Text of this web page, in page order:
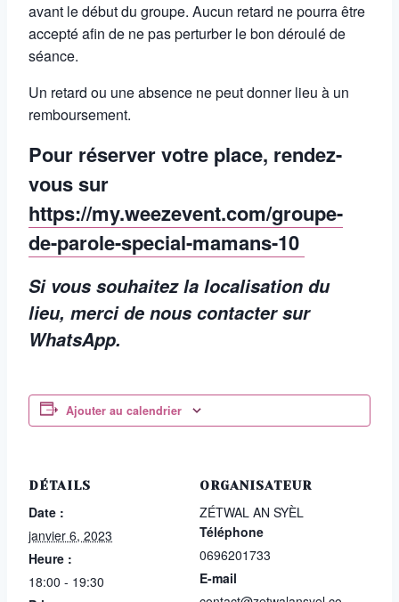
avant le début du groupe. Aucun retard ne pourra être
accepté afin de ne pas perturber le bon déroulé de
séance.
Un retard ou une absence ne peut donner lieu à un
remboursement.
Pour réserver votre place, rendez-
vous sur
https://my.weezevent.com/groupe-
de-parole-special-mamans-10
Si vous souhaitez la localisation du
lieu, merci de nous contacter sur
WhatsApp.
Ajouter au calendrier
DÉTAILS
Date :
janvier 6, 2023
Heure :
18:00 - 19:30
ORGANISATEUR
ZÉTWAL AN SYÈL
Téléphone
0696201733
E-mail